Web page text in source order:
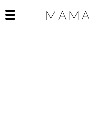
Open het mobiele